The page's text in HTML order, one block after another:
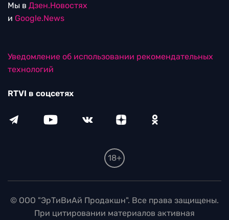
Мы в Дзен.Новостях
и Google.News
Уведомление об использовании рекомендательных
технологий
RTVI в соцсетях
18+
© ООО "ЭрТиВиАй Продакшн". Все права защищены.
При цитировании материалов активная